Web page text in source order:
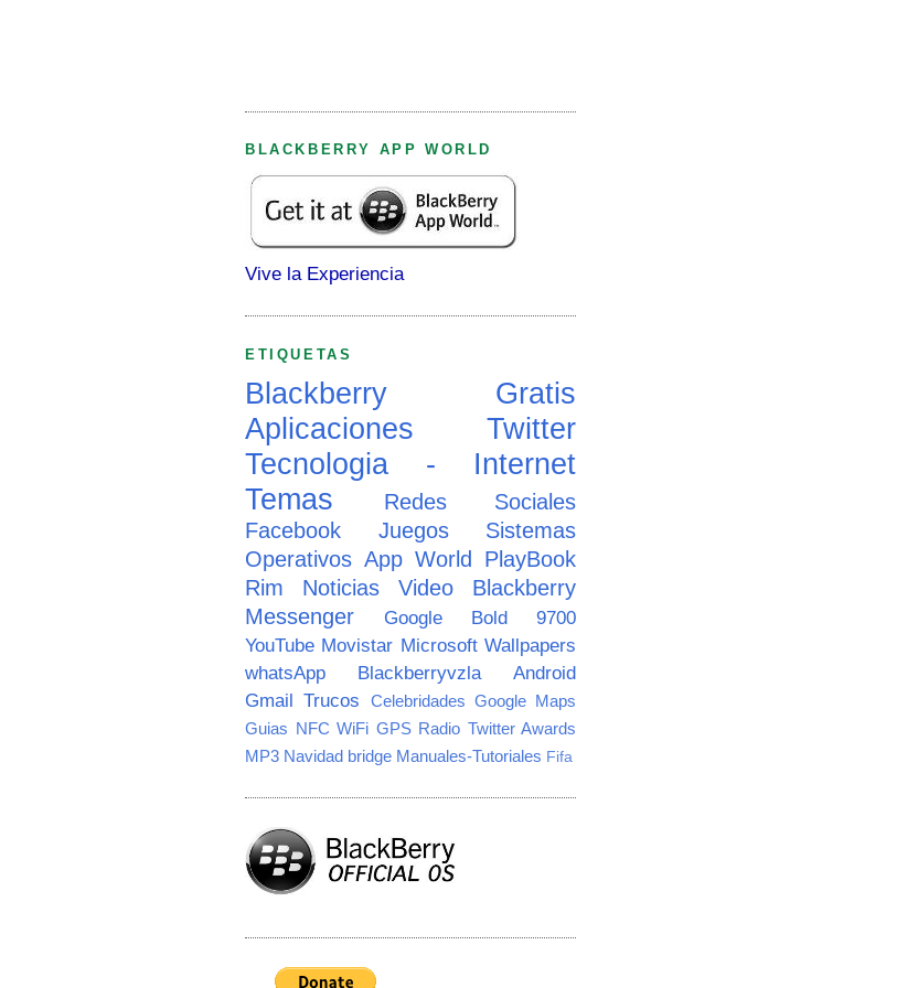
BLACKBERRY APP WORLD
Vive la Experiencia
ETIQUETAS
Blackberry
Gratis
Aplicaciones
Twitter
Tecnologia - Internet
Temas
Redes Sociales
Facebook
Juegos
Sistemas
Operativos App World PlayBook
Rim
Noticias Video
Blackberry
Messenger
Google
Bold 9700
YouTube Movistar Microsoft Wallpapers
whatsApp
Blackberryvzla
Android
Gmail Trucos Celebridades Google Maps
Guias NFC WiFi GPS Radio Twitter Awards
MP3 Navidad bridge Manuales-Tutoriales Fifa